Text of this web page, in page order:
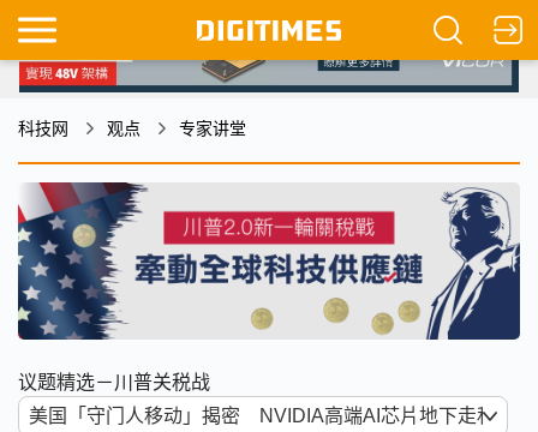
科技网 观点 专家讲堂
议题精选－川普关税战